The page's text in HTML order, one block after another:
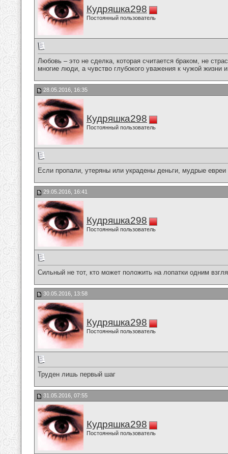
Кудряшка298
Постоянный пользователь
Любовь – это не сделка, которая считается браком, не
многие люди, а чувство глубокого уважения к чужой жизни
28.05.2016, 16:35
Кудряшка298
Постоянный пользователь
Если пропали, утеряны или украдены деньги, мудрые
29.05.2016, 16:41
Кудряшка298
Постоянный пользователь
Сильный не тот, кто может положить на лопатки одним
30.05.2016, 13:58
Кудряшка298
Постоянный пользователь
Труден лишь первый шаг
31.05.2016, 07:55
Кудряшка298
Постоянный пользователь